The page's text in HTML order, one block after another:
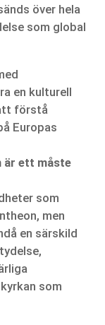
över hela
som global
en kulturell
förstå
Europas
är ett måste
som
men
en särskild
som